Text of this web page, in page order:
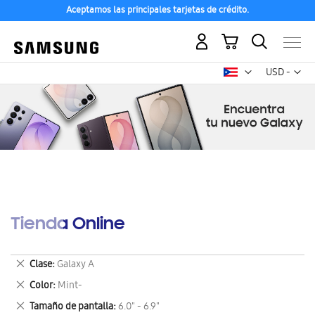
Aceptamos las principales tarjetas de crédito.
USD -
dólar
Mi carrito
Tienda Online
Clase Galaxy A
Eliminar
este
artículo
Color Mint-
Eliminar
este
Tamaño de pantalla 6.0" - 6.9"
Eliminar